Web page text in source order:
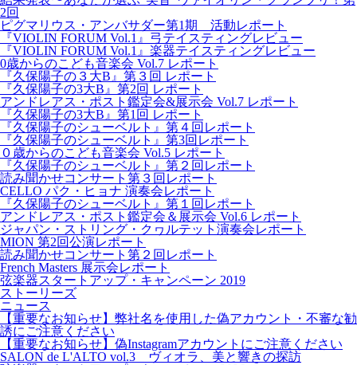
2回
ピグマリウス・アンバサダー第1期 活動レポート
『VIOLIN FORUM Vol.1』弓テイスティングレビュー
『VIOLIN FORUM Vol.1』楽器テイスティングレビュー
0歳からのこども音楽会 Vol.7 レポート
『久保陽子の３大B』第３回 レポート
『久保陽子の3大B』第2回 レポート
アンドレアス・ポスト鑑定会&展示会 Vol.7 レポート
『久保陽子の3大B』第1回 レポート
『久保陽子のシューベルト』第４回レポート
『久保陽子のシューベルト』第3回レポート
０歳からのこども音楽会 Vol.5 レポート
『久保陽子のシューベルト』第２回レポート
読み聞かせコンサート第３回レポート
CELLO パク・ヒョナ 演奏会レポート
『久保陽子のシューベルト』第１回レポート
アンドレアス・ポスト鑑定会＆展示会 Vol.6 レポート
ジャパン・ストリング・クヮルテット演奏会レポート
MION 第2回公演レポート
読み聞かせコンサート第２回レポート
French Masters 展示会レポート
弦楽器スタートアップ・キャンペーン 2019
ストーリーズ
ニュース
【重要なお知らせ】弊社名を使用した偽アカウント・不審な勧
誘にご注意ください
【重要なお知らせ】偽Instagramアカウントにご注意ください
SALON de L'ALTO vol.3 ヴィオラ、美と響きの探訪